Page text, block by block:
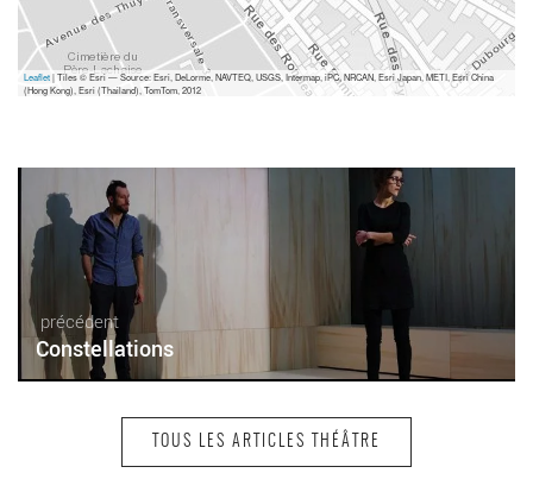
Leaflet| Tiles © Esri — Source: Esri, DeLorme, NAVTEQ, USGS, Intermap, iPC, NRCAN, Esri Japan, METI, Esri China
(Hong Kong), Esri (Thailand), TomTom, 2012
précédent
Constellations
TOUS LES ARTICLES THÉÂTRE